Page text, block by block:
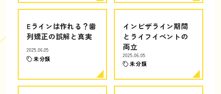
Eラインは作れる？歯
列矯正の誤解と真実
2025.06.05
未分類
インビザライン期間
とライフイベントの
両立
2025.06.05
未分類